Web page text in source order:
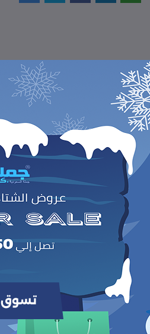
(0 مراجعات / تقييمات)